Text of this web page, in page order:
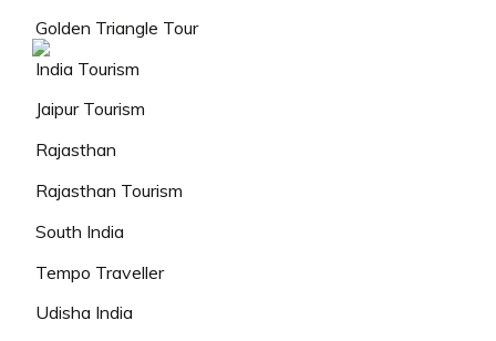
Golden Triangle Tour
India Tourism
Jaipur Tourism
Rajasthan
Rajasthan Tourism
South India
Tempo Traveller
Udisha India